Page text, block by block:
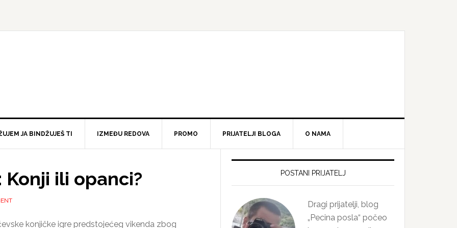
JA BINDŽUJEŠ TI IZMEĐU REDOVA PROMO PRIJATELJI BLOGA O NAMA
ili opanci?
konjičke igre predstojećeg vikenda zbog
Primary
POSTANI PRIJATELJ
Dragi prijatelji, blog
„Pecina posla“ počeo